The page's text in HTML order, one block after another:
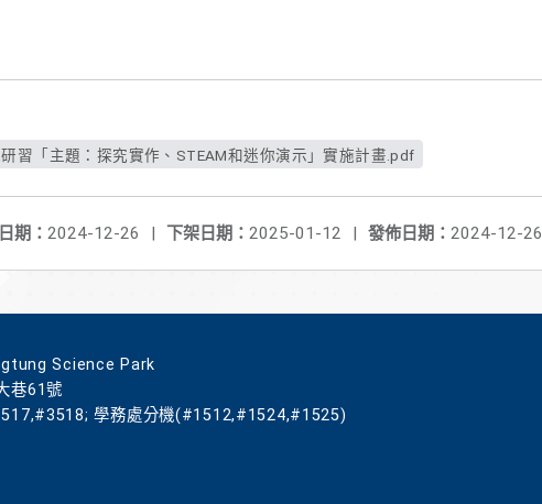
習「主題：探究實作、STEAM和迷你演示」實施計畫.pdf
發佈日期： 2024-12-26
下架日期： 2025-01-12 |
期： 2024-12-26 |
Science Park
巷61號
學務處分機(#1512,#1524,#1525)